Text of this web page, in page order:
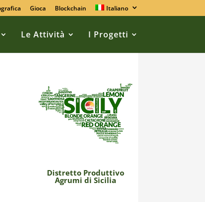
Gioca Blockchain Italiano
Le Attività I Progetti
Distretto Produttivo
Agrumi di Sicilia